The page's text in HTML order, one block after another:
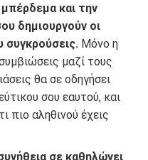
και την
δημιουργούν οι
συγκρούσεις. Μόνο η
μαζί τους
θα σε οδηγήσει
σου εαυτού, και
πιο αληθινού έχεις
σε καθηλώνει